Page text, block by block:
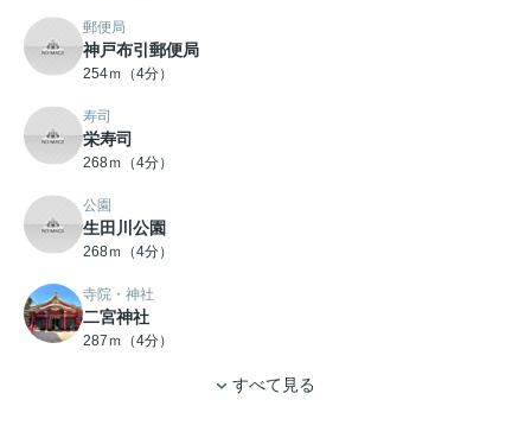
郵便局
神戸布引郵便局
254ｍ（4分）
寿司
栄寿司
268ｍ（4分）
公園
生田川公園
268ｍ（4分）
寺院・神社
二宮神社
287ｍ（4分）
すべて見る